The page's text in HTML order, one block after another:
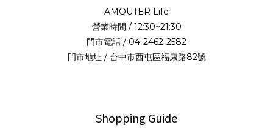
AMOUTER Life
營業時間 / 12:30~21:30
門市電話 / 04-2462-2582
門市地址 / 台中市西屯區福康路82號
Shopping Guide